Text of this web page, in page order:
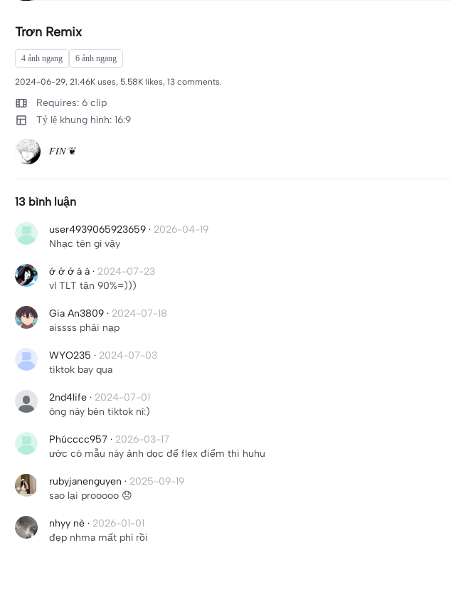
Trơn Remix
4 ảnh ngang 6 ảnh ngang
2024-06-29, 21.46K uses, 5.58K likes, 13 comments.
Requires: 6 clip
Tỷ lệ khung hình: 16:9
𝐹𝐼𝑁 ❦︎
13 bình luận
user4939065923659 · 2026-04-19
Nhạc tên gì vậy
ớ ớ ớ á á · 2024-07-23
vl TLT tận 90%=)))
Gia An3809 · 2024-07-18
aissss phải nạp
WYO235 · 2024-07-03
tiktok bay qua
2nd4life · 2024-07-01
ông này bên tiktok nì:)
Phúcccc957 · 2026-03-17
ước có mẫu này ảnh dọc để flex điểm thi huhu
rubyjanenguyen · 2025-09-19
sao lại prooooo 😞
nhyy nè · 2026-01-01
đẹp nhma mất phí rồi